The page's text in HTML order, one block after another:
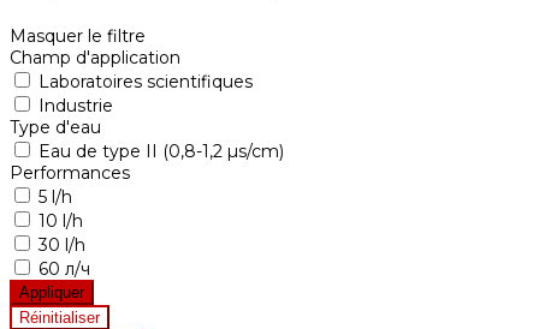
Masquer le filtre
Champ d'application
Laboratoires scientifiques
Industrie
Type d'eau
Eau de type II (0,8-1,2 µs/cm)
Performances
5 l/h
10 l/h
30 l/h
60 л/ч